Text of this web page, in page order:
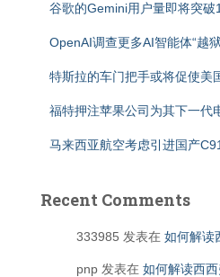
谷歌的Gemini用户量即将突破
OpenAI调查更多AI智能体“越
特斯拉的车门把手或将促使美
福特押注苹果公司为其下一代
马来西亚航空考虑引进国产
Recent Comments
333985 发表在 如何解读
pnp 发表在 如何解读西